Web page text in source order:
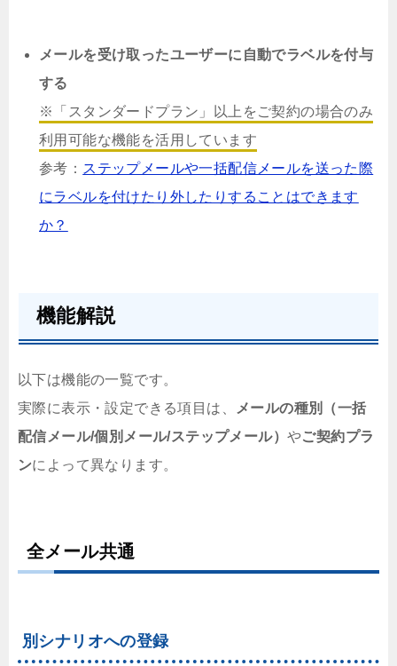
メールを受け取ったユーザーに自動でラベルを付与
する
※「スタンダードプラン」以上をご契約の場合のみ
利用可能な機能を活用しています
参考： ステップメールや一括配信メールを送った際
にラベルを付けたり外したりすることはできます
か？
機能解説
以下は機能の一覧です。
実際に表示・設定できる項目は、
メールの種別（一括
配信メール/個別メール/ステップメール） やご契約プラ
ンによって異なります。
全メール共通
別シナリオへの登録